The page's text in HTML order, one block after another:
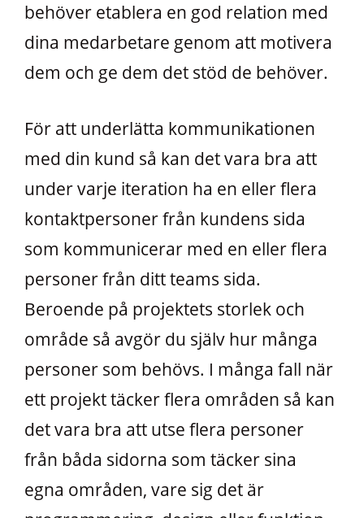
behöver etablera en god relation med
dina medarbetare genom att motivera
dem och ge dem det stöd de behöver.
För att underlätta kommunikationen
med din kund så kan det vara bra att
under varje iteration ha en eller flera
kontaktpersoner från kundens sida
som kommunicerar med en eller flera
personer från ditt teams sida.
Beroende på projektets storlek och
område så avgör du själv hur många
personer som behövs. I många fall när
ett projekt täcker flera områden så kan
det vara bra att utse flera personer
från båda sidorna som täcker sina
egna områden, vare sig det är